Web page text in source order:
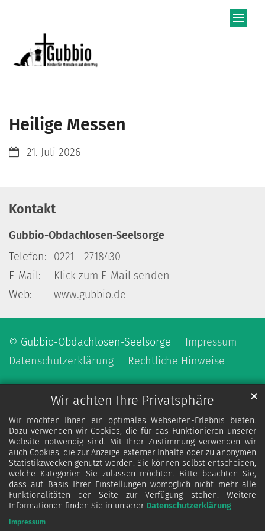
Wir achten Ihre Privatsphäre
Wir möchten Ihnen ein optimales Webseiten-Erlebnis bieten.
Dazu verwenden wir Cookies, die für das Funktionieren unserer
Website notwendig sind. Mit Ihrer Zustimmung verwenden wir
auch Cookies, die zur Anzeige externer Inhalte oder zu anonymen
Statistikzwecken genutzt werden. Sie können selbst entscheiden,
welche Kategorien Sie zulassen möchten. Bitte beachten Sie,
dass auf Basis Ihrer Einstellungen womöglich nicht mehr alle
Funktionalitäten der Seite zur Verfügung stehen. Weitere
Informationen finden Sie in unserer Datenschutzerklärung.
✕
Impressum
Heilige Messen
Datum:21. Juli 2026
Kontakt
Gubbio-Obdachlosen-Seelsorge
Telefon:
0221 - 2718430
E-Mail:
Klick zum E-Mail senden
Web:
www.gubbio.de
© Gubbio-Obdachlosen-Seelsorge
Impressum
Datenschutzerklärung
Rechtliche Hinweise